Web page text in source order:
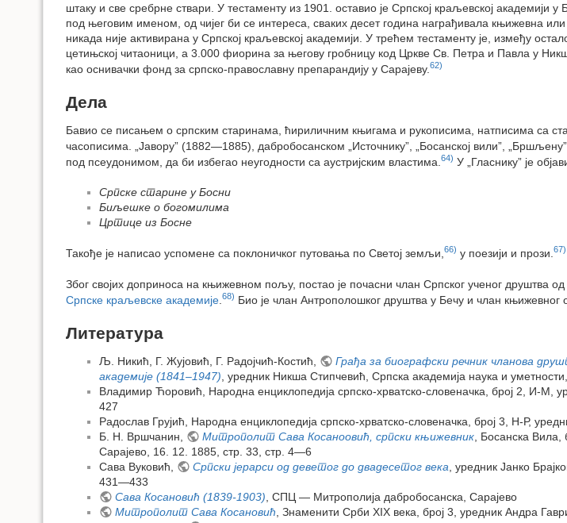
штаку и све сребрне ствари. У тестаменту из 1901. оставио је Српској краљевској академији
под његовим именом, од чијег би се интереса, сваких десет година награђивала књижевна
никада није активирана у Српској краљевској академији. У трећем тестаменту је, између
цетињској читаоници, а 3.000 фиорина за његову гробницу код Цркве Св. Петра и Павла у
као оснивачки фонд за српско-православну препарандију у Сарајеву. 62)
Дела
Бавио се писањем о српским старинама, ћириличним књигама и рукописима, натписима са
часописима. „Јавору” (1882—1885), дабробосанском „Источнику”, „Босанској вили”,
под псеудонимом, да би избегао неугодности са аустријским властима. 64) У „Гласнику” је
Српске старине у Босни
Биљешке о богомилима
Цртице из Босне
Такође је написао успомене са поклоничког путовања по Светој земљи, 66) у поезији и прози. 67)
Због својих доприноса на књижевном пољу, постао је почасни члан Српског ученог друштва
Српске краљевске академије 68) Био је члан Антрополошког друштва у Бечу и члан књижевног
Литература
Љ. Никић, Г. Жујовић, Г. Радојчић-Костић,
Грађа за биографски речник чланова
академије (1841–1947) , уредник Никша Стипчевић, Српска академија наука и
Владимир Ћоровић, Народна енциклопедија српско-хрватско-словеначка, број 2, И-М,
427
Радослав Грујић, Народна енциклопедија српско-хрватско-словеначка, број 3, Н-Р,
Б. Н. Вршчанин,
Митрополит Сава Косаноовић, српски књижевник, Босанска Вила,
Сарајево, 16. 12. 1885, стр. 33, стр. 4—6
Сава Вуковић,
Српски јерарси од деветог до двадесетог века , уредник Јанко
431—433
Сава Косановић (1839-1903) , СПЦ — Митрополија дабробосанска, Сарајево
Митрополит Сава Косановић , Знаменити Срби XIX века, број 3, уредник Андра